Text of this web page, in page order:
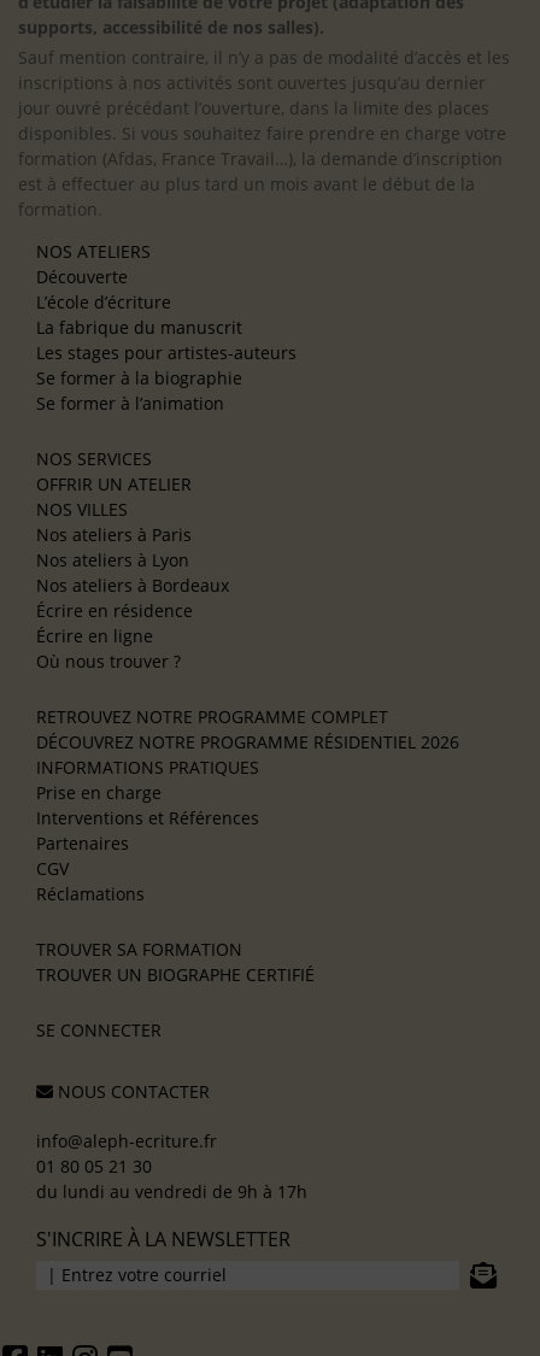
supports, accessibilité de nos salles).
Sauf mention contraire, il n’y a pas de modalité d’accès et les
inscriptions à nos activités sont ouvertes jusqu’au dernier
jour ouvré précédant l’ouverture, dans la limite des places
disponibles. Si vous souhaitez faire prendre en charge votre
formation (Afdas, France Travail…), la demande d’inscription
est à effectuer au plus tard un mois avant le début de la
formation.
NOS ATELIERS
Découverte
L’école d’écriture
La fabrique du manuscrit
Les stages pour artistes-auteurs
Se former à la biographie
Se former à l’animation
NOS SERVICES
OFFRIR UN ATELIER
NOS VILLES
Nos ateliers à Paris
Nos ateliers à Lyon
Nos ateliers à Bordeaux
Écrire en résidence
Écrire en ligne
Où nous trouver ?
RETROUVEZ NOTRE PROGRAMME COMPLET
DÉCOUVREZ NOTRE PROGRAMME RÉSIDENTIEL 2026
INFORMATIONS PRATIQUES
Prise en charge
Interventions et Références
Partenaires
CGV
Réclamations
TROUVER SA FORMATION
TROUVER UN BIOGRAPHE CERTIFIÉ
SE CONNECTER
NOUS CONTACTER
info@aleph-ecriture.fr
01 80 05 21 30
du lundi au vendredi de 9h à 17h
S'INCRIRE À LA NEWSLETTER